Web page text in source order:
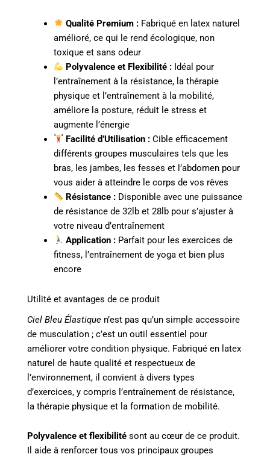
Qualité Premium : Fabriqué en latex naturel
amélioré, ce qui le rend écologique, non
toxique et sans odeur
Polyvalence et Flexibilité : Idéal pour
l’entraînement à la résistance, la thérapie
physique et l’entraînement à la mobilité,
améliore la posture, réduit le stress et
augmente l’énergie
Facilité d’Utilisation : Cible efficacement
différents groupes musculaires tels que les
bras, les jambes, les fesses et l’abdomen pour
vous aider à atteindre le corps de vos rêves
Résistance : Disponible avec une puissance
de résistance de 32lb et 28lb pour s’ajuster à
votre niveau d’entraînement
Application : Parfait pour les exercices de
fitness, l’entraînement de yoga et bien plus
encore
Utilité et avantages de ce produit
Ciel Bleu Élastique n’est pas qu’un simple accessoire
de musculation ; c’est un outil essentiel pour
améliorer votre condition physique. Fabriqué en latex
naturel de haute qualité et respectueux de
l’environnement, il convient à divers types
d’exercices, y compris l’entraînement de résistance,
la thérapie physique et la formation de mobilité.
Polyvalence et flexibilité sont au cœur de ce produit.
Il aide à renforcer tous vos principaux groupes